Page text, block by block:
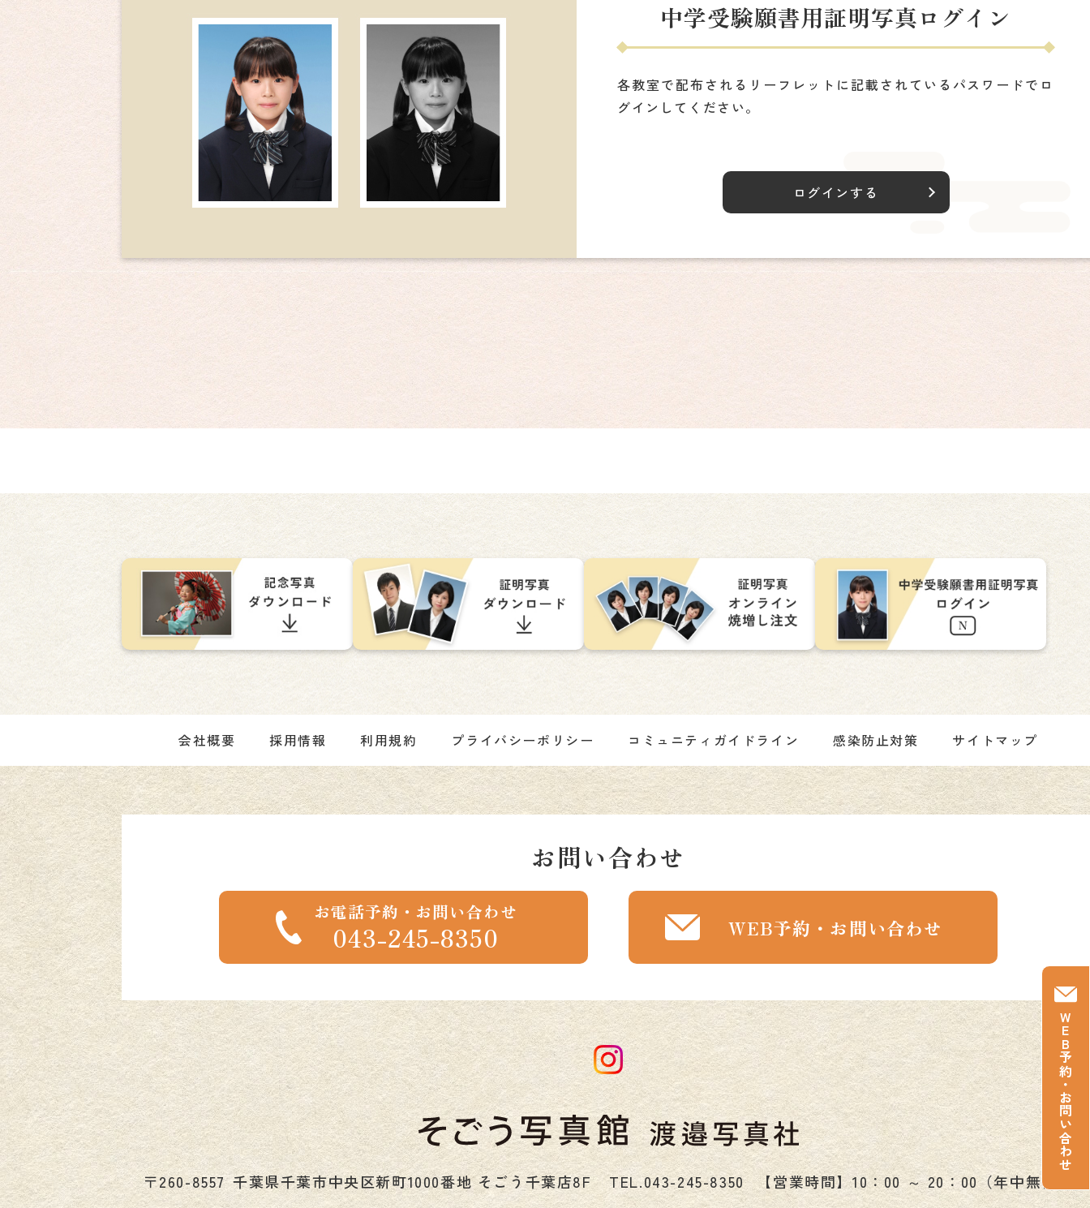
WEB予約
・
お問い合わせ
中学受験願書用証明写真ログイン
各教室で配布されるリーフレットに記載されているパスワードでロ
グインしてください。
ログインする
会社概要 採用情報 利用規約 プライバシーポリシー コミュニティガイドライン 感染防止対策 サイトマップ
お問い合わせ
お電話予約・お問い合わせ
043-245-8350 WEB予約・お問い合わせ
〒260-8557 千葉県千葉市中央区新町1000番地 そごう千葉店8F TEL.043-245-8350 【営業時間】10：00 ～ 20：00（年中無休）